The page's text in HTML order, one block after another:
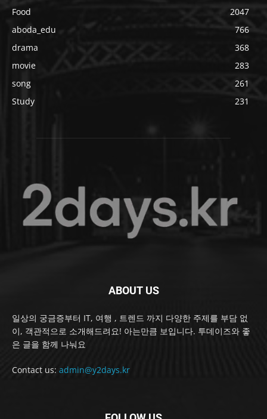
Food
2047
aboda_edu
766
drama
368
movie
283
song
261
Study
231
ABOUT US
일상의 궁금증부터 IT, 여행 , 트렌드 까지 다양한 주제를 부담 없
이, 객관적으로 소개해드려요! 아는만큼 보입니다. 투데이즈와 좋
은 글을 함께 나눠요
Contact us: admin@y2days.kr